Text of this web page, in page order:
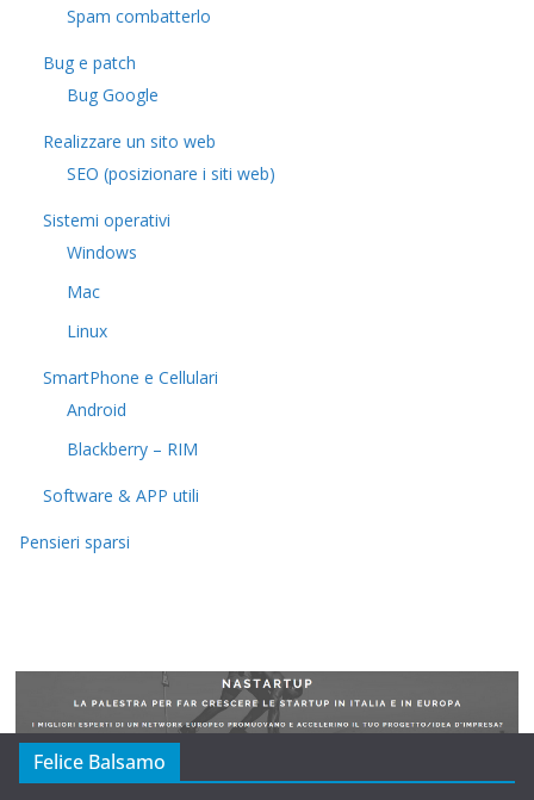
Spam combatterlo
Bug e patch
Bug Google
Realizzare un sito web
SEO (posizionare i siti web)
Sistemi operativi
Windows
Mac
Linux
SmartPhone e Cellulari
Android
Blackberry – RIM
Software & APP utili
Pensieri sparsi
Felice Balsamo